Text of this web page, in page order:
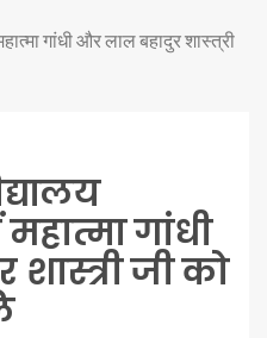
गांधी और लाल बहादुर शास्त्री
गांधी
जी को